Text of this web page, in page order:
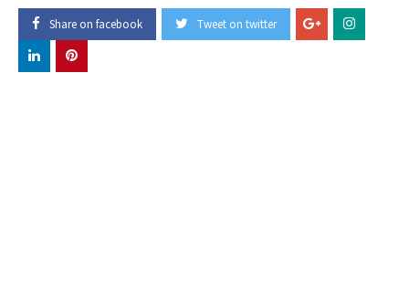
Share on facebook Tweet on twitter